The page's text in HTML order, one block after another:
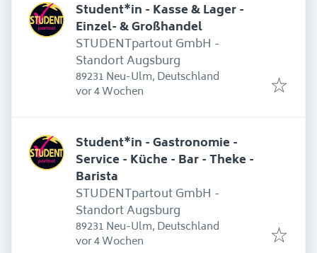
Student*in - Kasse & Lager -
Einzel- & Großhandel
STUDENTpartout GmbH -
Standort Augsburg
89231 Neu-Ulm, Deutschland
Erschienen:
vor 4 Wochen
Student*in - Gastronomie -
Service - Küche - Bar - Theke -
Barista
STUDENTpartout GmbH -
Standort Augsburg
89231 Neu-Ulm, Deutschland
Erschienen:
vor 4 Wochen